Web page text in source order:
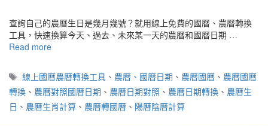
查詢自己的農曆生日是幾月幾號？就用線上免費的國曆、農曆轉換
工具，快速換算今天、過去、未來某一天的農曆和國曆日期 …
Read more
標
籤
線上國曆農曆轉換工具 、 農曆、國曆日期 、 農曆國曆 、 農曆國曆
轉換 、 農曆對照國曆日期 、 農曆日期對照 、 農曆日期轉換 、 農曆生
日 、 農曆生肖計算 、 農曆轉國曆 、 陽曆陰曆計算